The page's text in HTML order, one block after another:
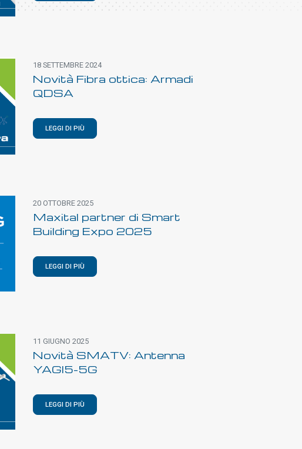
18 SETTEMBRE 2024
Novità Fibra ottica: Armadi
QDSA
LEGGI DI PIÙ
20 OTTOBRE 2025
Maxital partner di Smart
Building Expo 2025
LEGGI DI PIÙ
11 GIUGNO 2025
Novità SMATV: Antenna
YAGI5-5G
LEGGI DI PIÙ